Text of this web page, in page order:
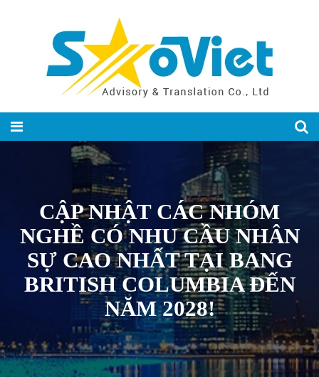
CẬP NHẬT CÁC NHÓM
NGHỀ CÓ NHU CẦU NHÂN
SỰ CAO NHẤT TẠI BANG
BRITISH COLUMBIA ĐẾN
NĂM 2028!